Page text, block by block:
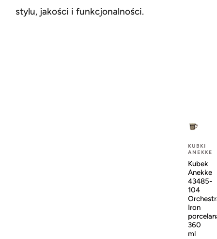
stylu, jakości i funkcjonalności.
KUBKI
ANEKKE
Kubek
Anekke
43485-
104
Iron
360
ml